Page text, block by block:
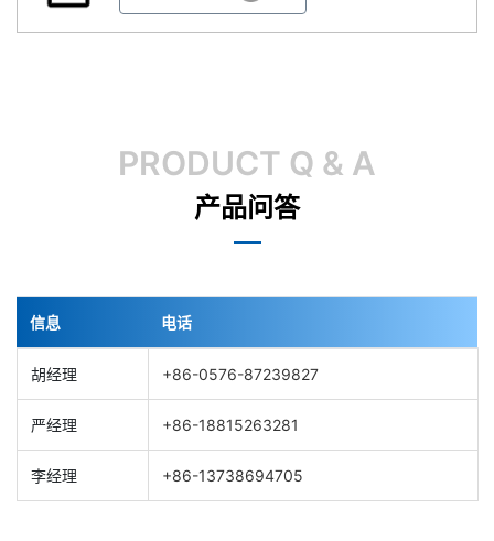
PRODUCT Q & A
产品问答
信息 电话
胡经理 +86-0576-87239827
严经理 +86-18815263281
李经理 +86-13738694705